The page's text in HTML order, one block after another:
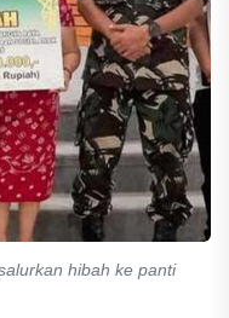
hibah ke panti